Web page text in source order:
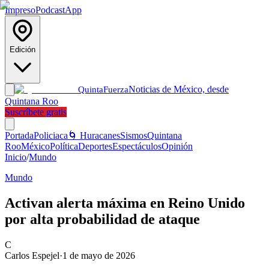
ImpresoPodcastApp
Edición
QuintaFuerzaNoticias de México, desde
Quintana Roo
Suscríbete gratis
PortadaPoliciaca 🌀 HuracanesSismosQuintana
RooMéxicoPolíticaDeportesEspectáculosOpinión
Inicio/Mundo
Mundo
Activan alerta máxima en Reino Unido
por alta probabilidad de ataque
C
Carlos Espejel·1 de mayo de 2026